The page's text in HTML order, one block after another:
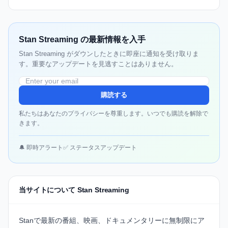
Stan Streaming の最新情報を入手
Stan Streaming がダウンしたときに即座に通知を受け取りま
す。重要なアップデートを見逃すことはありません。
購読する
私たちはあなたのプライバシーを尊重します。いつでも購読を解除で
きます。
🔔 即時アラート ✅ ステータスアップデート
当サイトについて Stan Streaming
Stanで最新の番組、映画、ドキュメンタリーに無制限にア